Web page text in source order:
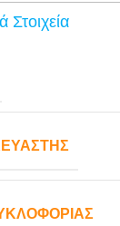
Στοιχεία